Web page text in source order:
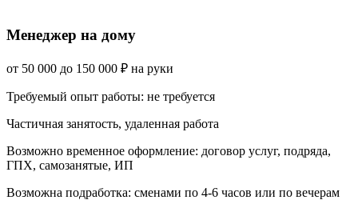
Менеджер на дому
от 50 000 до 150 000 ₽ на руки
Требуемый опыт работы: не требуется
Частичная занятость, удаленная работа
Возможно временное оформление: договор услуг, подряда,
ГПХ, самозанятые, ИП
Возможна подработка: сменами по 4-6 часов или по вечерам